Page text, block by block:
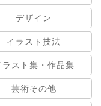
デザイン
イラスト技法
ラスト集・作品集
芸術その他